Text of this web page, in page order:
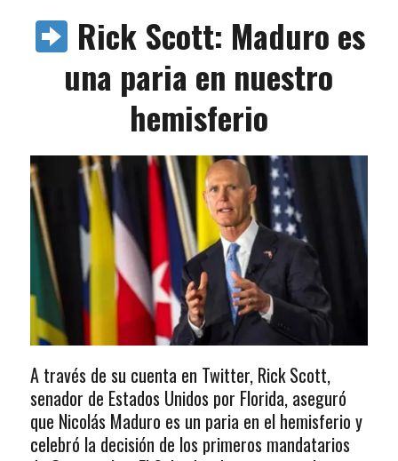
Rick Scott: Maduro es
una paria en nuestro
hemisferio
A través de su cuenta en Twitter, Rick Scott,
senador de Estados Unidos por Florida, aseguró
que Nicolás Maduro es un paria en el hemisferio y
celebró la decisión de los primeros mandatarios